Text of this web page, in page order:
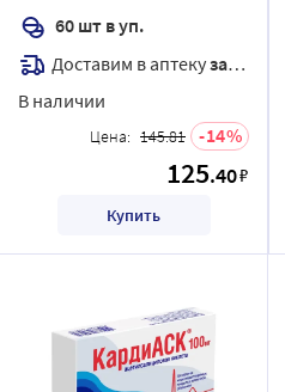
60 шт в уп.
Доставим в аптекузавтра
В наличии
Цена: 145.81 14
125.40₽
Купить